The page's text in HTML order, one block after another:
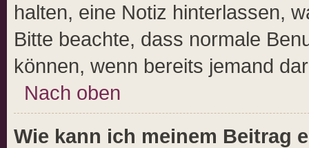
halten, eine Notiz hinterlassen,
Bitte beachte, dass normale
können, wenn bereits jemand
Nach oben
Wie kann ich meinem Beitrag